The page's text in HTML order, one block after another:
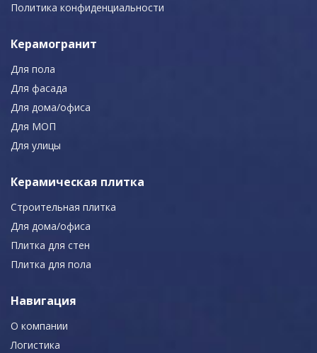
Политика конфиденциальности
Керамогранит
Для пола
Для фасада
Для дома/офиса
Для МОП
Для улицы
Керамическая плитка
Строительная плитка
Для дома/офиса
Плитка для стен
Плитка для пола
Навигация
О компании
Логистика